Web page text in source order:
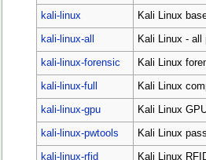
kali-linux Kali Linux
kali-linux-all Kali Linux - all
kali-linux-forensic Kali Linux
kali-linux-full Kali Linux
kali-linux-gpu Kali Linux
kali-linux-pwtools Kali Linux
kali-linux-rfid Kali Linux